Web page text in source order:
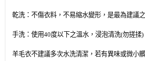
乾洗：不傷衣料，不易縮水變形，是最為建議
手洗：使用40度以下之溫水，浸泡清洗(勿搓揉)
羊毛衣不建議多次水洗清潔，若有異味或微小